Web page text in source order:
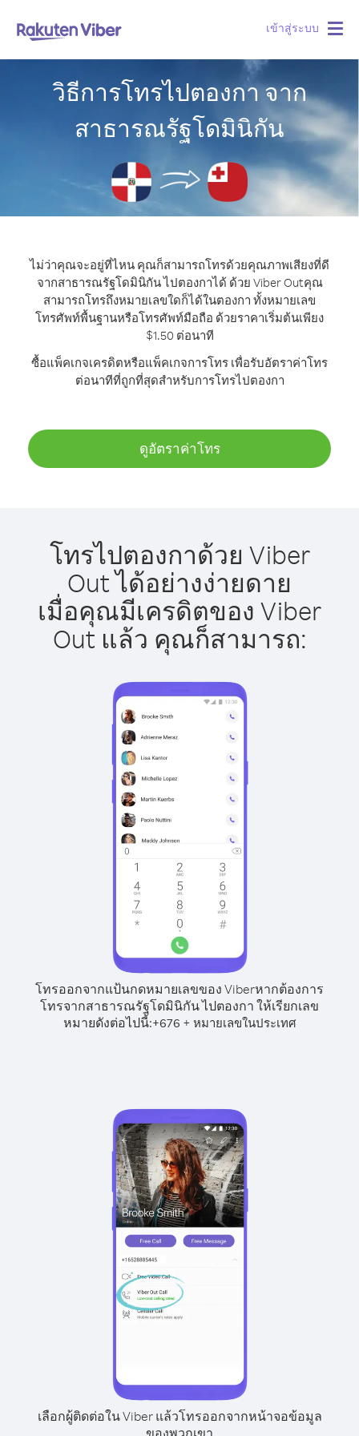
เข้าสู่ระบบ
วิธีการโทรไปตองกา จาก
สาธารณรัฐโดมินิกัน
ไม่ว่าคุณจะอยู่ที่ไหน คุณก็สามารถโทรด้วยคุณภาพเสียงที่ดี
จากสาธารณรัฐโดมินิกัน ไปตองกาได้ ด้วย Viber Outคุณ
สามารถโทรถึงหมายเลขใดก็ได้ในตองกา ทั้งหมายเลข
โทรศัพท์พื้นฐานหรือโทรศัพท์มือถือ ด้วยราคาเริ่มต้นเพียง
$1.50 ต่อนาที
ซื้อแพ็คเกจเครดิตหรือแพ็คเกจการโทร เพื่อรับอัตราค่าโทร
ต่อนาทีที่ถูกที่สุดสำหรับการโทรไปตองกา
ดูอัตราค่าโทร
โทรไปตองกาด้วย Viber
Out ได้อย่างง่ายดาย
เมื่อคุณมีเครดิตของ Viber
Out แล้ว คุณก็สามารถ:
โทรออกจากแป้นกดหมายเลขของ Viberหากต้องการ
โทรจากสาธารณรัฐโดมินิกัน ไปตองกา ให้เรียกเลข
หมายดังต่อไปนี้:+676 + หมายเลขในประเทศ
เลือกผู้ติดต่อใน Viber แล้วโทรออกจากหน้าจอข้อมูล
ของพวกเขา